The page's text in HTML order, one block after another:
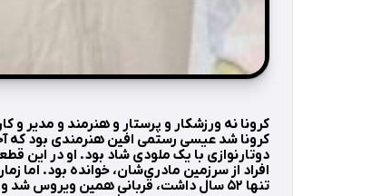
كرونا نه ورزشكار و پرستار و هنرمند و مدیر
کرونا شد عیسی رستمی افین هنرمندی بود که
دوتارنوازی با یک ملودی شاد بود. او در این
افراد از سرزمین مادری‌شان، خوانده بود. اما
تنها ۵۲ سال داشت، قربانی همین ویروس شد و سازش را به عزا نشاند.